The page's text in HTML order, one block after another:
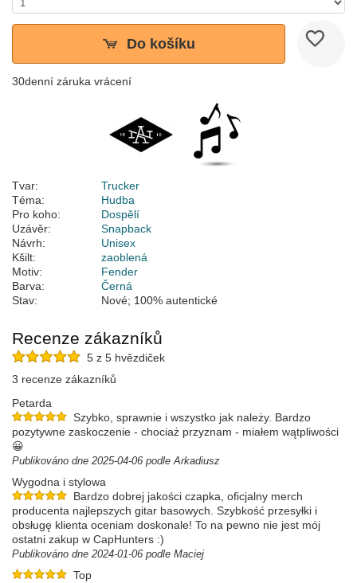
Do košíku
30denní záruka vrácení
Tvar:
Trucker
Téma:
Hudba
Pro koho:
Dospělí
Uzávěr:
Snapback
Návrh:
Unisex
Kšilt:
zaoblená
Motiv:
Fender
Barva:
Černá
Stav:
Nové; 100% autentické
Recenze zákazníků
5 z 5 hvězdiček
3 recenze zákazníků
Petarda
Szybko, sprawnie i wszystko jak należy. Bardzo
pozytywne zaskoczenie - chociaż przyznam - miałem wątpliwości
😀
Publikováno dne 2025-04-06 podle Arkadiusz
Wygodna i stylowa
Bardzo dobrej jakości czapka, oficjalny merch
producenta najlepszych gitar basowych. Szybkość przesyłki i
obsługę klienta oceniam doskonale! To na pewno nie jest mój
ostatni zakup w CapHunters :)
Publikováno dne 2024-01-06 podle Maciej
Top